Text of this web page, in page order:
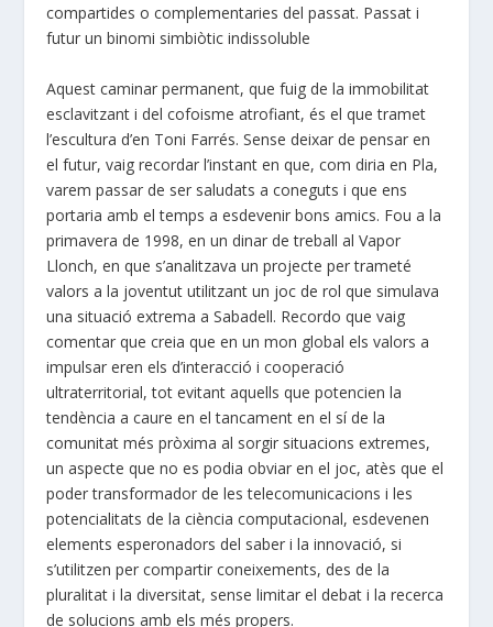
compartides o complementaries del passat. Passat i
futur un binomi simbiòtic indissoluble
Aquest caminar permanent, que fuig de la immobilitat
esclavitzant i del cofoisme atrofiant, és el que tramet
l’escultura d’en Toni Farrés. Sense deixar de pensar en
el futur, vaig recordar l’instant en que, com diria en Pla,
varem passar de ser saludats a coneguts i que ens
portaria amb el temps a esdevenir bons amics. Fou a la
primavera de 1998, en un dinar de treball al Vapor
Llonch, en que s’analitzava un projecte per trameté
valors a la joventut utilitzant un joc de rol que simulava
una situació extrema a Sabadell. Recordo que vaig
comentar que creia que en un mon global els valors a
impulsar eren els d’interacció i cooperació
ultraterritorial, tot evitant aquells que potencien la
tendència a caure en el tancament en el sí de la
comunitat més pròxima al sorgir situacions extremes,
un aspecte que no es podia obviar en el joc, atès que el
poder transformador de les telecomunicacions i les
potencialitats de la ciència computacional, esdevenen
elements esperonadors del saber i la innovació, si
s’utilitzen per compartir coneixements, des de la
pluralitat i la diversitat, sense limitar el debat i la recerca
de solucions amb els més propers.